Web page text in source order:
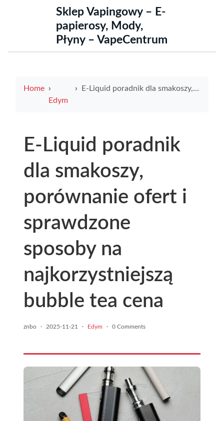
Sklep Vapingowy – E-
papierosy, Mody,
Płyny – VapeCentrum
Home
Edym
E-Liquid poradnik dla smakoszy, porównanie ofert i sprawdzone sposoby na najkorzystniejszą bubble tea cena
E-Liquid poradnik
dla smakoszy,
porównanie ofert i
sprawdzone
sposoby na
najkorzystniejszą
bubble tea cena
znbo · 2025-11-21 · Edym · 0 Comments